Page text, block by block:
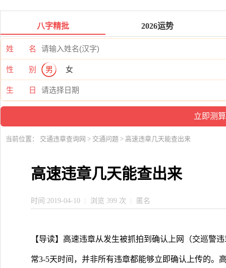
八字精批 2026运势
姓 名
性 别 男 女
生 日
当前位置： 交通违章查询网 > 交通问题 > 高速违章几天能查出来
高速违章几天能查出来
时间:2019-04-10 浏览 399 次 匿名
【导读】高速违章从发生被抓拍到确认上网（交巡警
常3-5天时间，并非所有违章都能够立即确认上传的。